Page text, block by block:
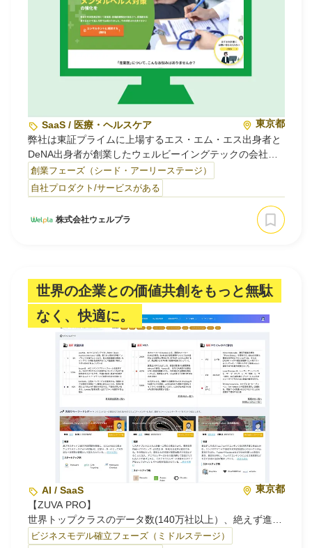
導入事例
お問い合わせ
/採用検討企業様へ
利用規約プライバシーポリシー採用情報会社概要採用検討企業様へ
パートナーの方へ
SaaS / 医療・ヘルスケア
東京都
弊社は東証プライムに上場するエス・エム・エス出身者と
DeNA出身者が創業したウェルビーイングテックの会社で
す。
長期のVISIONを【少子高齢化に伴う社会の「不」をテクノ
ロジーとデータの力で解消する】とし、事業ドメインを
「法人向けのヘルスケア事業」に定めて以下の2事業を展
開しています。
るソリューションサービス
(2)キャリアソリューション：
産業医などの産業保健職のアウトソーシングサービスや
人材紹介など人材にまつわるソリューションサービス
(3)健診SaaS事業：
健康管理を効率化するSaaSサービス
創業フェーズ（シード・アーリーステージ）
自社プロダクト/サービスがある
株式会社ウェルプラ
世界の企業との価値共創をもっと無駄
なく、快適に。
AI / SaaS
東京都
【ZUVA PRO】
世界トップクラスのデータ数(140万社以上）、絶えず進化
する高度な検索能とAIリコメンド機能によって、お探しの
ビジネスモデル確立フェーズ（ミドルステージ）